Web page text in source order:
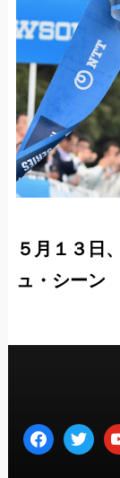
５月１３日
ュ・シーン
facebooktwitter